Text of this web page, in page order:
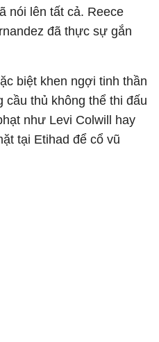
nói lên tất cả. Reece
đã thực sự gắn
biệt khen ngợi tinh thần
cầu thủ không thể thi đấu
như Levi Colwill hay
tại Etihad để cổ vũ